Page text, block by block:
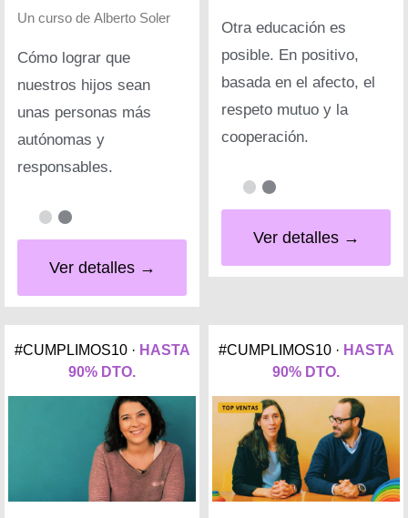
Un curso de Alberto Soler
Cómo lograr que
nuestros hijos sean
unas personas más
autónomas y
responsables.
Ver detalles →
Otra educación es
posible. En positivo,
basada en el afecto, el
respeto mutuo y la
cooperación.
Ver detalles →
#CUMPLIMOS10 · HASTA
90% DTO.
#CUMPLIMOS10 · HASTA
90% DTO.